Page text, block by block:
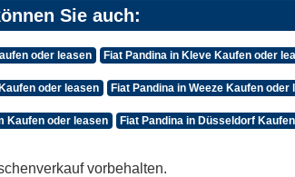
Sie auch:
oder leasen Fiat Pandina in Kleve Kaufen oder
oder leasen Fiat Pandina in Weeze Kaufen oder
Kaufen oder leasen Fiat Pandina in Düsseldorf
vorbehalten.